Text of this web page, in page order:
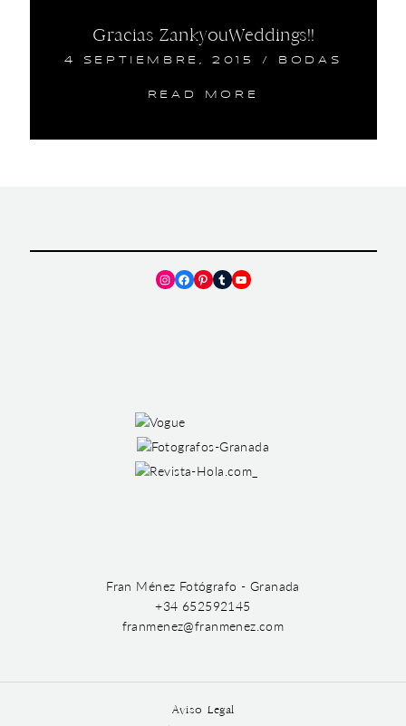
Gracias ZankyouWeddings!!
4 SEPTIEMBRE, 2015 / BODAS
READ MORE
Instagram
Facebook
Pinterest
TumblrYouTube
Fran Ménez Fotógrafo - Granada
+34 652592145
franmenez@franmenez.com
Aviso Legal